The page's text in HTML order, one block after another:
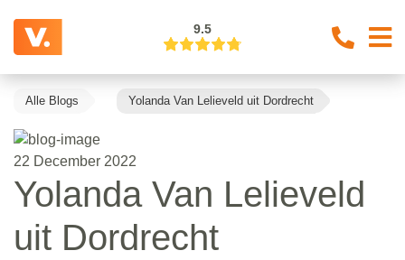
9.5
Alle Blogs Yolanda Van Lelieveld uit Dordrecht
22 December 2022
Yolanda Van Lelieveld
uit Dordrecht